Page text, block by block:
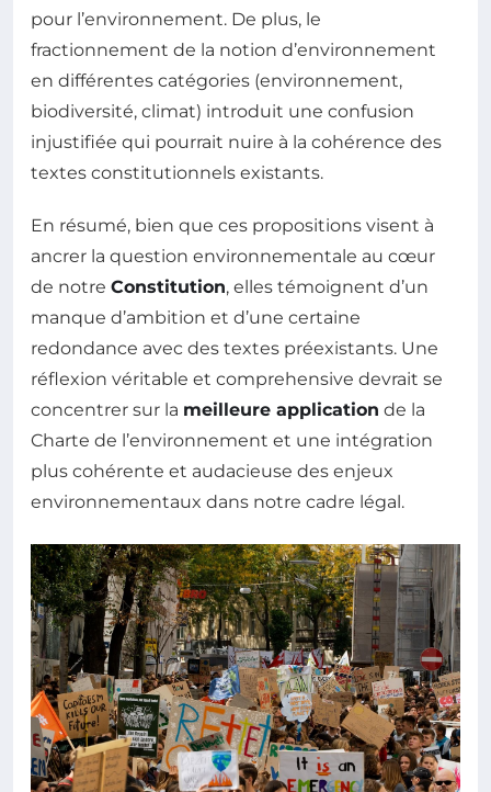
pour l’environnement. De plus, le
fractionnement de la notion d’environnement
en différentes catégories (environnement,
biodiversité, climat) introduit une confusion
injustifiée qui pourrait nuire à la cohérence des
textes constitutionnels existants.
En résumé, bien que ces propositions visent à
ancrer la question environnementale au cœur
de notre Constitution, elles témoignent d’un
manque d’ambition et d’une certaine
redondance avec des textes préexistants. Une
réflexion véritable et comprehensive devrait se
concentrer sur la meilleure application de la
Charte de l’environnement et une intégration
plus cohérente et audacieuse des enjeux
environnementaux dans notre cadre légal.